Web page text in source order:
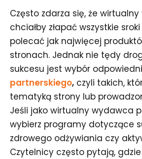
Często zdarza się, że
chciałby złapać wszystkie
polecać jak najwięcej
stronach. Jednak nie tędy
sukcesu jest wybór
partnerskiego, czyli takich,
tematyką strony lub
Jeśli jako wirtualny wydawca
wybierz programy dotyczące
zdrowego odżywiania czy
Czytelnicy często pytają,